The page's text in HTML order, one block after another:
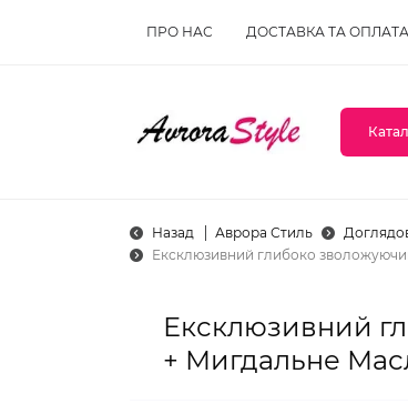
ПРО НАС ДОСТАВКА ТА ОПЛАТА
Назад Аврора Стиль
Ексклюзивний глибоко
Ексклюзивний
+ Мигдальне